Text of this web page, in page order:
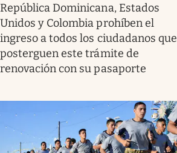
República Dominicana, Estados
Unidos y Colombia prohíben el
ingreso a todos los ciudadanos que
posterguen este trámite de
renovación con su pasaporte